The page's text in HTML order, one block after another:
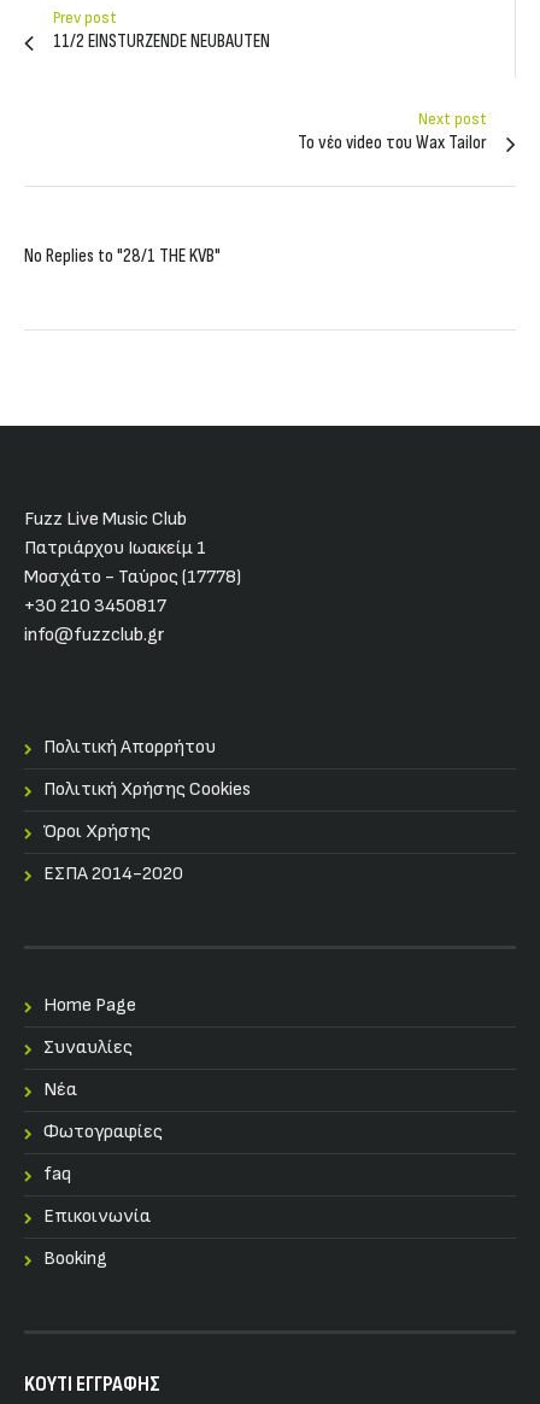
Prev post
11/2 EINSTURZENDE NEUBAUTEN
Next post
Το νέο video του Wax Tailor
No Replies to "28/1 THE KVB"
Fuzz Live Music Club
Πατριάρχου Ιωακείμ 1
Μοσχάτο - Ταύρος (17778)
+30 210 3450817
info@fuzzclub.gr
Πολιτική Απορρήτου
Πολιτική Χρήσης Cookies
Όροι Χρήσης
ΕΣΠΑ 2014-2020
Home Page
Συναυλίες
Nέα
Φωτογραφίες
faq
Επικοινωνία
Booking
KOYTI ΕΓΓΡΑΦΗΣ